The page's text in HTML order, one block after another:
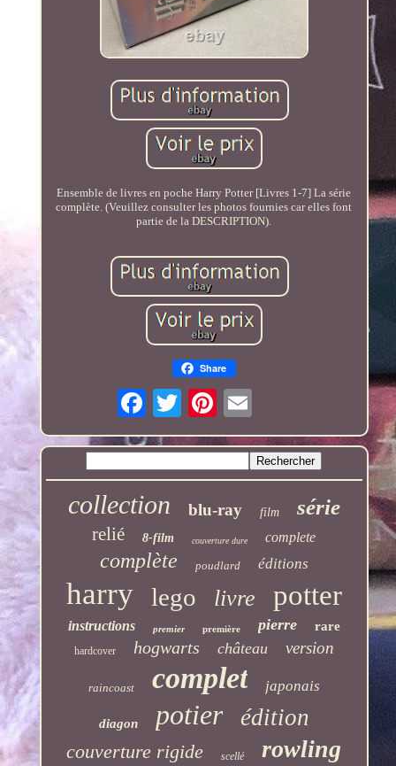
Ensemble de livres en poche Harry Potter [Livres 1-7] La série
complète. (Veuillez consulter les photos fournies car elles font
partie de la DESCRIPTION).
Share
collection blu-ray film série
relié 8-film couverture dure complete
complète poudlard éditions
harry lego livre potter
instructions premier première pierre rare
hardcover hogwarts château version
raincoast complet japonais
diagon potier édition
couverture rigide scellé rowling